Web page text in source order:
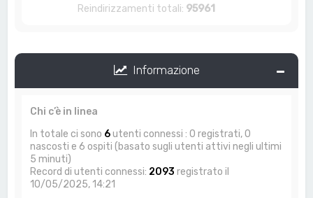
Reindirizzamenti totali: 95961
Informazione
Chi c’è in linea
In totale ci sono 6utenti connessi : 0 registrati, 0
nascosti e 6 ospiti (basato sugli utenti attivi negli ultimi
5 minuti)
Record di utenti connessi: 2093 registrato il
10/05/2025, 14:21